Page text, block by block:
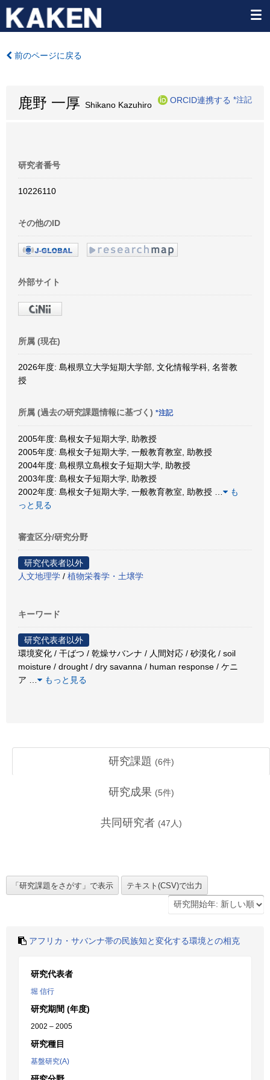
前のページに戻る
鹿野 一厚 Shikano Kazuhiro
ORCID連携する *注記
研究者番号
10226110
その他のID
外部サイト
所属 (現在)
2026年度: 島根県立大学短期大学部, 文化情報学科, 名誉教
授
所属 (過去の研究課題情報に基づく) *注記
2005年度: 島根女子短期大学, 助教授
2005年度: 島根女子短期大学, 一般教育教室, 助教授
2004年度: 島根県立島根女子短期大学, 助教授
2003年度: 島根女子短期大学, 助教授
2002年度: 島根女子短期大学, 一般教育教室, 助教授
も
っと見る
審査区分/研究分野
研究代表者以外
人文地理学 / 植物栄養学・土壌学
キーワード
研究代表者以外
環境変化 / 干ばつ / 乾燥サバンナ / 人間対応 / 砂漠化 / soil
moisture / drought / dry savanna / human response / ケニ
ア
もっと見る
研究課題 (6件)
研究成果 (5件)
共同研究者 (47 人)
アフリカ・サバンナ帯の民族知と変化する環境との相克
研究代表者
堀 信行
研究期間 (年度)
2002 – 2005
研究種目
基盤研究(A)